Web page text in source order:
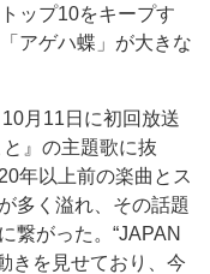
ップ10をキープす
アゲハ蝶」が大きな
月11日に初回放送
』の主題歌に抜
年以上前の楽曲とス
多く溢れ、その話題
繋がった。“JAPAN
きを見せており、今